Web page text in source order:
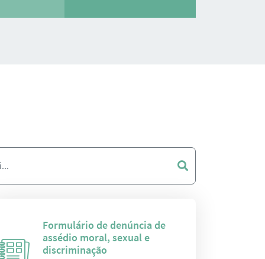
Formulário de denúncia de
assédio moral, sexual e
discriminação